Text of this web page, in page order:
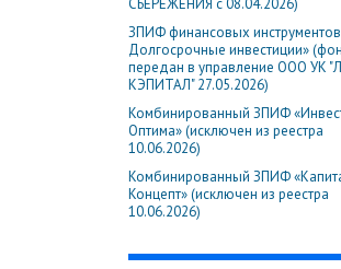
СБЕРЕЖЕНИЯ с 08.04.2026)
ЗПИФ финансовых
Долгосрочные инвестиции»
передан в управление ООО УК
КЭПИТАЛ" 27.05.2026)
Комбинированный ЗПИФ
Оптима» (исключен из реестра
10.06.2026)
Комбинированный ЗПИФ
Концепт» (исключен из реестра
10.06.2026)